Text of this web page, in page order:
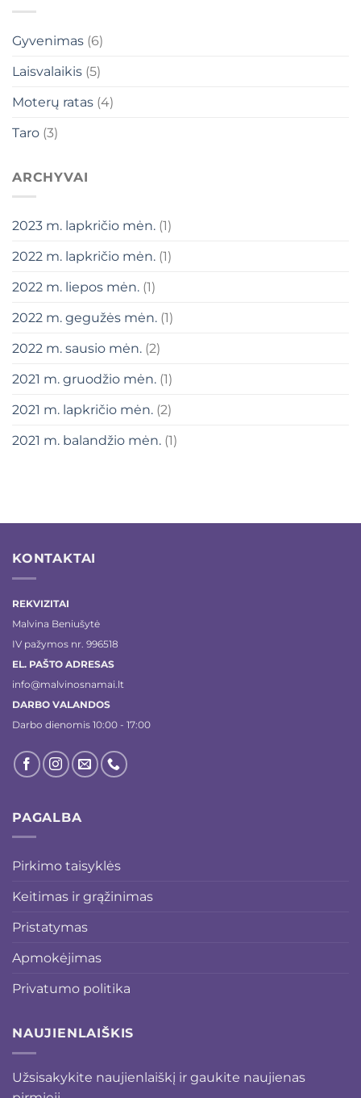
Gyvenimas (6)
Laisvalaikis (5)
Moterų ratas (4)
Taro (3)
ARCHYVAI
2023 m. lapkričio mėn. (1)
2022 m. lapkričio mėn. (1)
2022 m. liepos mėn. (1)
2022 m. gegužės mėn. (1)
2022 m. sausio mėn. (2)
2021 m. gruodžio mėn. (1)
2021 m. lapkričio mėn. (2)
2021 m. balandžio mėn. (1)
KONTAKTAI
REKVIZITAI
Malvina Beniušytė
IV pažymos nr. 996518
EL. PAŠTO ADRESAS
info@malvinosnamai.lt
DARBO VALANDOS
Darbo dienomis 10:00 - 17:00
PAGALBA
Pirkimo taisyklės
Keitimas ir grąžinimas
Pristatymas
Apmokėjimas
Privatumo politika
NAUJIENLAIŠKIS
Užsisakykite naujienlaiškį ir gaukite naujienas